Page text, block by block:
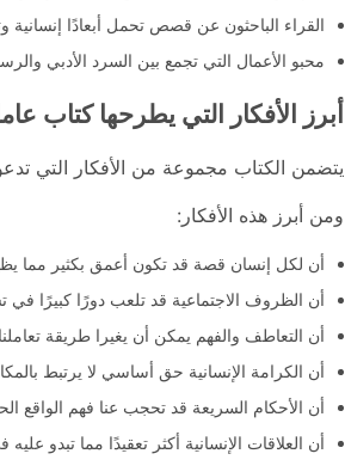
القراء الباحثون عن قصص تحمل أبعادًا إنسانية
محبو الأعمال التي تجمع بين السرد الأدبي
أبرز الأفكار التي يطرحها كتاب
يتضمن الكتاب مجموعة من الأفكار التي تدعو
ومن أبرز هذه الأفكار:
أن لكل إنسان قصة قد تكون أعمق بكثير مما
أن الظروف الاجتماعية قد تلعب دورًا كبيرًا في
أن التعاطف والفهم يمكن أن يغيرا طريقة
أن الكرامة الإنسانية حق أساسي لا يرتبط
أن الأحكام السريعة قد تحجب عنا فهم الواقع
أن العلاقات الإنسانية أكثر تعقيدًا مما تبدو